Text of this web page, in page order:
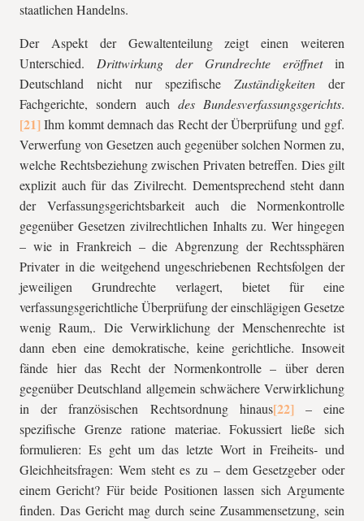
staatlichen Handelns.
Der Aspekt der Gewaltenteilung zeigt einen weiteren
Unterschied. Drittwirkung der Grundrechte eröffnetin
Deutschland nicht nur spezifische Zuständigkeiten der
Fachgerichte, sondern auch des Bundesverfassungsgerichts.
Ihm kommt demnach das Recht der Überprüfung und ggf.
Verwerfung von Gesetzen auch gegenüber solchen Normen zu,
welche Rechtsbeziehung zwischen Privaten betreffen. Dies gilt
explizit auch für das Zivilrecht. Dementsprechend steht dann
der Verfassungsgerichtsbarkeit auch die Normenkontrolle
gegenüber Gesetzen zivilrechtlichen Inhalts zu. Wer hingegen
– wie in Frankreich – die Abgrenzung der Rechtssphären
Privater in die weitgehend ungeschriebenen Rechtsfolgen der
jeweiligen Grundrechte verlagert, bietet für eine
verfassungsgerichtliche Überprüfung der einschlägigen Gesetze
wenig Raum,. Die Verwirklichung der Menschenrechte ist
dann eben eine demokratische, keine gerichtliche. Insoweit
fände hier das Recht der Normenkontrolle – über deren
gegenüber Deutschland allgemein schwächere Verwirklichung
in der französischen Rechtsordnung hinaus
– eine
spezifische Grenze ratione materiae. Fokussiert ließe sich
formulieren: Es geht um das letzte Wort in Freiheits- und
Gleichheitsfragen: Wem steht es zu – dem Gesetzgeber oder
einem Gericht? Für beide Positionen lassen sich Argumente
finden. Das Gericht mag durch seine Zusammensetzung, sein